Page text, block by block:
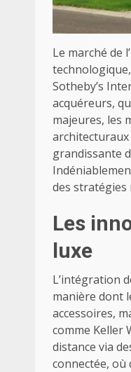
Le marché de
Sotheby’s
acquéreurs,
majeures, les
architecturaux
grandissante
des
Les
luxe
L’intégration
manière dont
accessoires,
comme Keller
distance via
connectée, où